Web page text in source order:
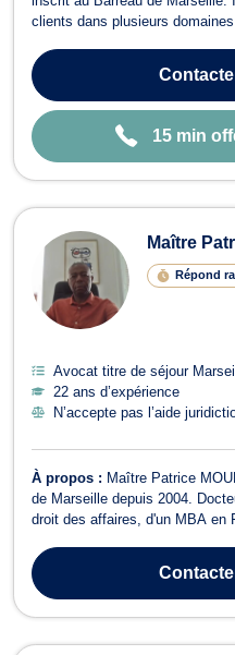
clients dans plusieurs
droit des personnes et de la
familiales, pour les ques...
15 min
Maître
Répond
Avocat titre de séjour
22 ans d’expérience
N’accepte pas l’aide
À propos : Maître Patrice
de Marseille depuis 2004.
droit des affaires, d'un MBA en
investissements et de
ans d'expérience au se...